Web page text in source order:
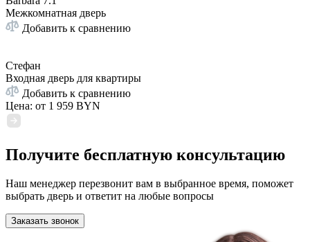
Межкомнатная дверь
Добавить к сравнению
Стефан
Входная дверь для квартиры
Добавить к сравнению
Цена: от 1 959 BYN
Получите бесплатную консультацию
Наш менеджер перезвонит вам в выбранное время, поможет
выбрать дверь и ответит на любые вопросы
Заказать звонок